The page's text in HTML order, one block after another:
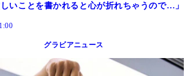
いことを書かれると心が折れちゃうので…」
グラビアニュース